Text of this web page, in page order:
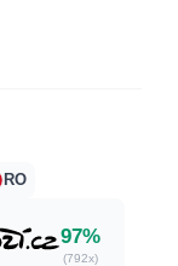
RO
97%
(792x)